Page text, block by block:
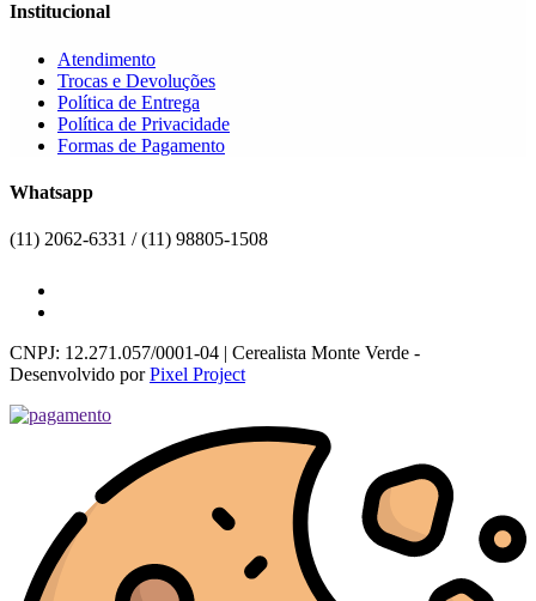
Institucional
Atendimento
Trocas e Devoluções
Política de Entrega
Política de Privacidade
Formas de Pagamento
Whatsapp
(11) 2062-6331 / (11) 98805-1508
CNPJ: 12.271.057/0001-04 | Cerealista Monte Verde -
Desenvolvido porPixel Project